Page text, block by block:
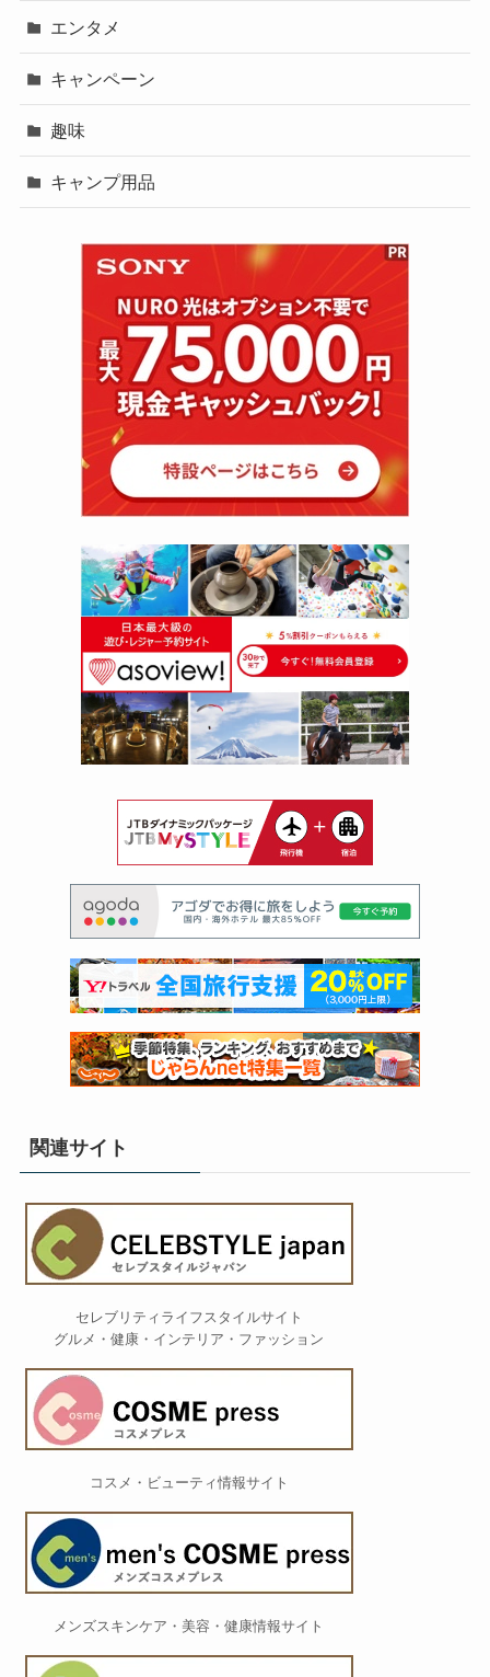
エンタメ
キャンペーン
趣味
キャンプ用品
関連サイト
セレブリティライフスタイルサイト
グルメ・健康・インテリア・ファッション
コスメ・ビューティ情報サイト
メンズスキンケア・美容・健康情報サイト